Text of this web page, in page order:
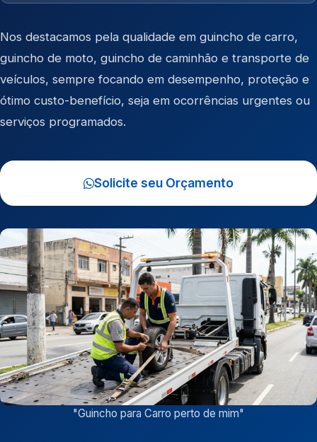
Nos destacamos pela qualidade em guincho de carro,
guincho de moto, guincho de caminhão e transporte de
veículos, sempre focando em desempenho, proteção e
ótimo custo-benefício, seja em ocorrências urgentes ou
serviços programados.
Solicite seu Orçamento
"Guincho para Carro perto de mim"